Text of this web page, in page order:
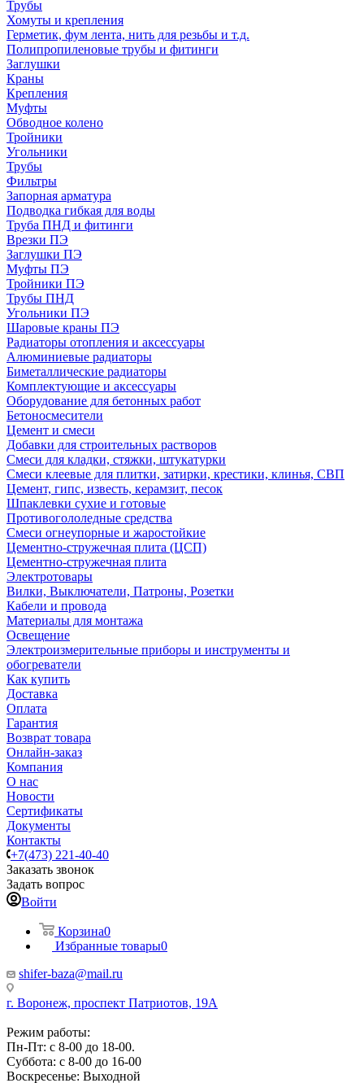
Трубы
Хомуты и крепления
Герметик, фум лента, нить для резьбы и т.д.
Полипропиленовые трубы и фитинги
Заглушки
Краны
Крепления
Муфты
Обводное колено
Тройники
Угольники
Трубы
Фильтры
Запорная арматура
Подводка гибкая для воды
Труба ПНД и фитинги
Врезки ПЭ
Заглушки ПЭ
Муфты ПЭ
Тройники ПЭ
Трубы ПНД
Угольники ПЭ
Шаровые краны ПЭ
Радиаторы отопления и аксессуары
Алюминиевые радиаторы
Биметаллические радиаторы
Комплектующие и аксессуары
Оборудование для бетонных работ
Бетоносмесители
Цемент и смеси
Добавки для строительных растворов
Смеси для кладки, стяжки, штукатурки
Смеси клеевые для плитки, затирки, крестики, клинья, СВП
Цемент, гипс, известь, керамзит, песок
Шпаклевки сухие и готовые
Противогололедные средства
Смеси огнеупорные и жаростойкие
Цементно-стружечная плита (ЦСП)
Цементно-стружечная плита
Электротовары
Вилки, Выключатели, Патроны, Розетки
Кабели и провода
Материалы для монтажа
Освещение
Электроизмерительные приборы и инструменты и
обогреватели
Как купить
Доставка
Оплата
Гарантия
Возврат товара
Онлайн-заказ
Компания
О нас
Новости
Сертификаты
Документы
Контакты
+7(473) 221-40-40
Заказать звонок
Задать вопрос
Войти
Корзина0
Избранные товары0
shifer-baza@mail.ru
г. Воронеж, проспект Патриотов, 19А
Режим работы:
Пн-Пт: с 8-00 до 18-00.
Суббота: с 8-00 до 16-00
Воскресенье: Выходной